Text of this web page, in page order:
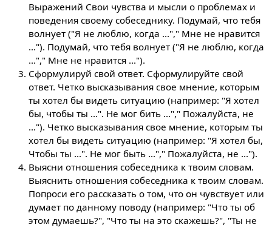
Выражений Свои чувства и мысли о проблемах и
поведения своему собеседнику. Подумай, что тебя
волнует ("Я не люблю, когда ..."," Мне не нравится
..."). Подумай, что тебя волнует ("Я не люблю, когда
..."," Мне не нравится ...").
Сформулируй свой ответ. Сформулируйте свой
ответ. Четко высказывания свое мнение, которым
ты хотел бы видеть ситуацию (например: "Я хотел
бы, чтобы ты ...". Не мог бить ..."," Пожалуйста, не
..."). Четко высказывания свое мнение, которым ты
хотел бы видеть ситуацию (например: "Я хотел бы,
Чтобы ты ...". Не мог быть ..."," Пожалуйста, не ...").
Выясни отношения собеседника к твоим словам.
Выяснить отношения собеседника к твоим словам.
Попроси его рассказать о том, что он чувствует или
думает по данному поводу (например: "Что ты об
этом думаешь?", "Что ты на это скажешь?", "Ты не